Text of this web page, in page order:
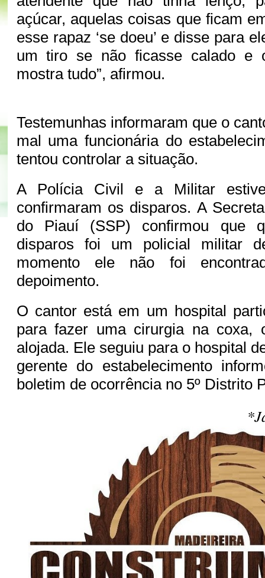
açúcar, aquelas coisas que ficam
esse rapaz ‘se doeu’ e disse para
um tiro se não ficasse calado e
mostra tudo”, afirmou.
Testemunhas informaram que o
mal uma funcionária do
tentou controlar a situação.
A Polícia Civil e a Militar
confirmaram os disparos. A
do Piauí (SSP) confirmou que
disparos foi um policial militar
momento ele não foi
depoimento.
O cantor está em um hospital
para fazer uma cirurgia na coxa,
alojada. Ele seguiu para o hospital
gerente do estabelecimento
boletim de ocorrência no 5º Distrito